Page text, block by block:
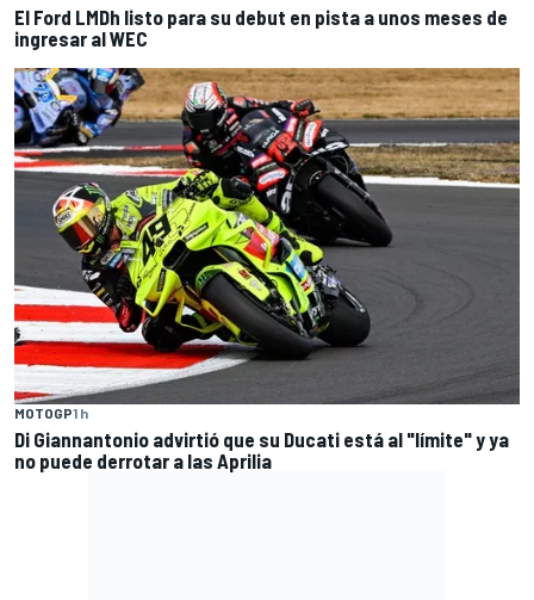
El Ford LMDh listo para su debut en pista a unos meses de
ingresar al WEC
MOTOGP1 h
Di Giannantonio advirtió que su Ducati está al "límite" y ya
no puede derrotar a las Aprilia